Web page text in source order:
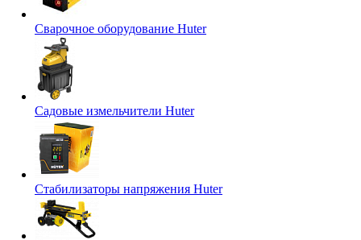
Сварочное оборудование Huter
Садовые измельчители Huter
Стабилизаторы напряжения Huter